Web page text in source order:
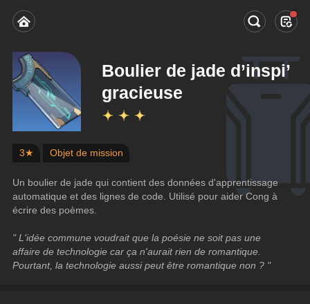
Boulier de jade d’inspi’
gracieuse
3★ Objet de mission
Un boulier de jade qui contient des données d'apprentissage
automatique et des lignes de code. Utilisé pour aider Cong à
écrire des poèmes.
" L'idée commune voudrait que la poésie ne soit pas une
affaire de technologie car ça n'aurait rien de romantique.
Pourtant, la technologie aussi peut être romantique non ? "